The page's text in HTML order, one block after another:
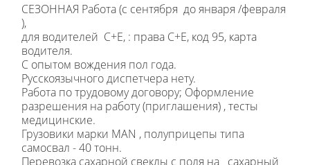
СЕЗОННАЯ Работа (с сентября до января /февраля
),
для водителей C+E, : права C+E, код 95, карта
водителя.
С опытом вождения пол года.
Русскоязычного диспетчера нету.
Работа по трудовому договору; Оформление
разрешения на работу (приглашения) , тесты
медицинские.
Грузовики марки MAN , полуприцепы типа
самосвал - 40 тонн.
Перевозка сахарной свеклы с поля на сахарный